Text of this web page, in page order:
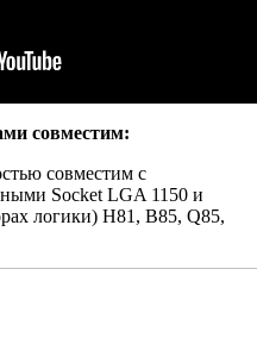
совместим:
совместим с
Socket LGA 1150 и
логики) H81, B85, Q85,